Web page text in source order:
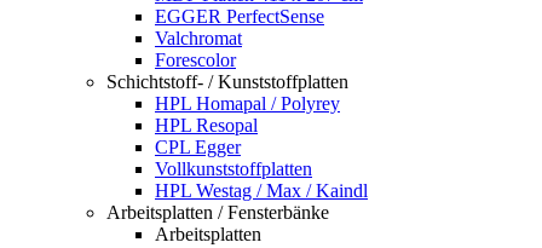
EGGER PerfectSense
Valchromat
Forescolor
Schichtstoff- / Kunststoffplatten
HPL Homapal / Polyrey
HPL Resopal
CPL Egger
Vollkunststoffplatten
HPL Westag / Max / Kaindl
Arbeitsplatten / Fensterbänke
Arbeitsplatten